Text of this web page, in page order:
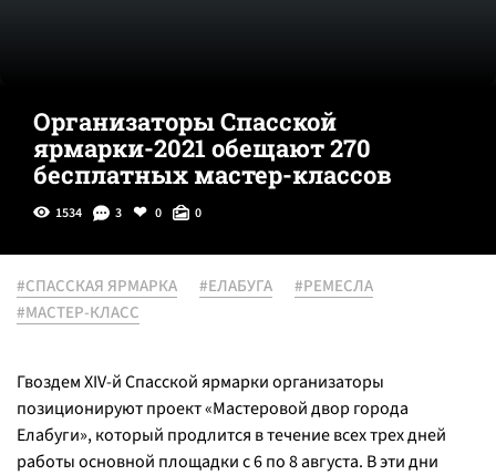
Организаторы Спасской
ярмарки-2021 обещают 270
бесплатных мастер-классов
1534 3 0 0
#СПАССКАЯ ЯРМАРКА #ЕЛАБУГА
#РЕМЕСЛА
#МАСТЕР-КЛАСС
Гвоздем XIV-й Спасской ярмарки организаторы
позиционируют проект «Мастеровой двор города
Елабуги», который продлится в течение всех трех дней
работы основной площадки с 6 по 8 августа. В эти дни